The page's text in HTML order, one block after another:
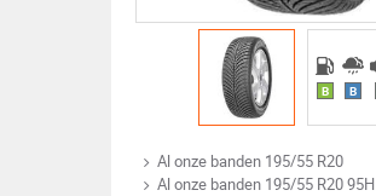
B B
Al onze banden 195/55 R20
Al onze banden 195/55 R20 95H